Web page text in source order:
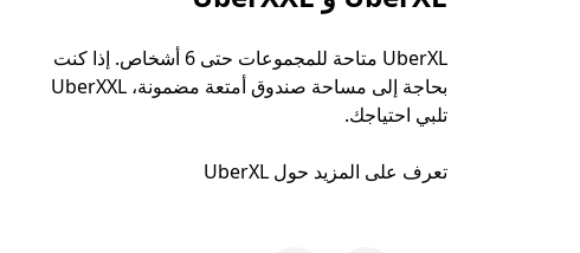
UberXL متاحة للمجموعات حتى 6 أشخاص. إذا كنت
بحاجة إلى مساحة صندوق أمتعة مضمونة، UberXXL
تلبي احتياجك.
تعرف على المزيد حول UberXL